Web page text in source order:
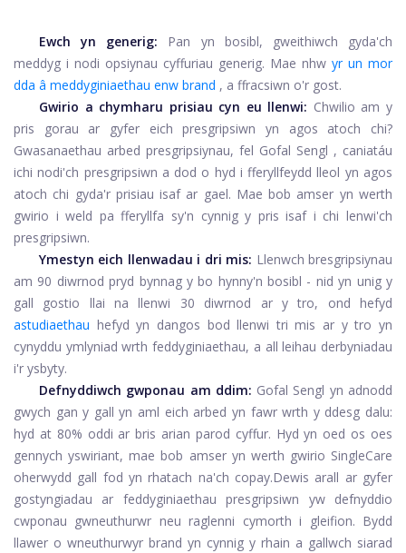
Ewch yn generig:
Pan yn bosibl, gweithiwch gyda'ch
meddyg i nodi opsiynau cyffuriau generig. Mae nhw yr un mor
dda â meddyginiaethau enw brand , a ffracsiwn o'r gost.
Gwirio a chymharu prisiau cyn eu llenwi: Chwilio am y
pris gorau ar gyfer eich presgripsiwn yn agos atoch chi?
Gwasanaethau arbed presgripsiynau, fel Gofal Sengl , caniatáu
ichi nodi'ch presgripsiwn a dod o hyd i fferyllfeydd lleol yn agos
atoch chi gyda'r prisiau isaf ar gael. Mae bob amser yn werth
gwirio i weld pa fferyllfa sy'n cynnig y pris isaf i chi lenwi'ch
presgripsiwn.
Ymestyn eich llenwadau i dri mis: Llenwch bresgripsiynau
am 90 diwrnod pryd bynnag y bo hynny'n bosibl - nid yn unig y
gall gostio llai na llenwi 30 diwrnod ar y tro, ond hefyd
astudiaethau hefyd yn dangos bod llenwi tri mis ar y tro yn
cynyddu ymlyniad wrth feddyginiaethau, a all leihau derbyniadau
i'r ysbyty.
Defnyddiwch gwponau am ddim: Gofal Sengl yn adnodd
gwych gan y gall yn aml eich arbed yn fawr wrth y ddesg dalu:
hyd at 80% oddi ar bris arian parod cyffur. Hyd yn oed os oes
gennych yswiriant, mae bob amser yn werth gwirio SingleCare
oherwydd gall fod yn rhatach na'ch copay.Dewis arall ar gyfer
gostyngiadau ar feddyginiaethau presgripsiwn yw defnyddio
cwponau gwneuthurwr neu raglenni cymorth i gleifion. Bydd
llawer o wneuthurwyr brand yn cynnig y rhain a gallwch siarad